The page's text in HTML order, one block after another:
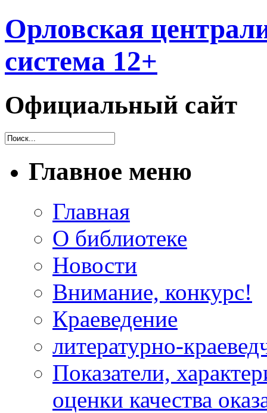
Орловская
система 12+
Официальный сайт
Главное меню
Главная
О библиотеке
Новости
Внимание, конкурс!
Краеведение
литературно-
Показатели,
оценки качества